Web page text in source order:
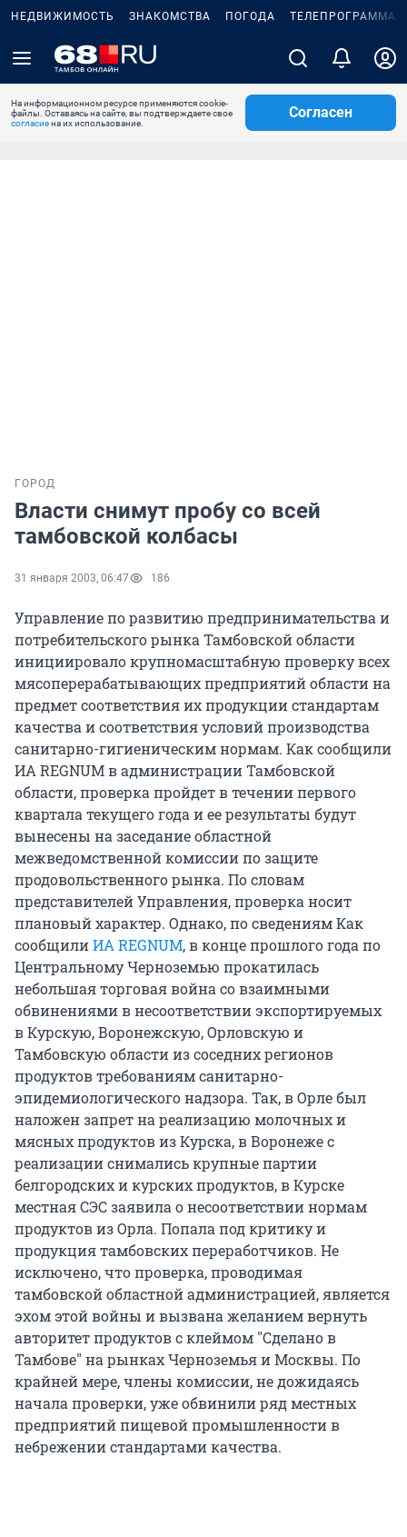
НЕДВИЖИМОСТЬ ЗНАКОМСТВА ПОГОДА ТЕЛЕПРОГРАММА
На информационном ресурсе применяются cookie-
файлы. Оставаясь на сайте, вы подтверждаете свое
согласиена их использование.
Согласен
ГОРОД
Власти снимут пробу со всей
тамбовской колбасы
31 января 2003, 06:47 186
Управление по развитию предпринимательства и
потребительского рынка Тамбовской области
инициировало крупномасштабную проверку всех
мясоперерабатывающих предприятий области на
предмет соответствия их продукции стандартам
качества и соответствия условий производства
санитарно-гигиеническим нормам. Как сообщили
ИА REGNUM в администрации Тамбовской
области, проверка пройдет в течении первого
квартала текущего года и ее результаты будут
вынесены на заседание областной
межведомственной комиссии по защите
продовольственного рынка. По словам
представителей Управления, проверка носит
плановый характер. Однако, по сведениям Как
сообщилиИА REGNUM, в конце прошлого года по
Центральному Черноземью прокатилась
небольшая торговая война со взаимными
обвинениями в несоответствии экспортируемых
в Курскую, Воронежскую, Орловскую и
Тамбовскую области из соседних регионов
продуктов требованиям санитарно-
эпидемиологического надзора. Так, в Орле был
наложен запрет на реализацию молочных и
мясных продуктов из Курска, в Воронеже с
реализации снимались крупные партии
белгородских и курских продуктов, в Курске
местная СЭС заявила о несоответствии нормам
продуктов из Орла. Попала под критику и
продукция тамбовских переработчиков. Не
исключено, что проверка, проводимая
тамбовской областной администрацией, является
эхом этой войны и вызвана желанием вернуть
авторитет продуктов с клеймом "Сделано в
Тамбове" на рынках Черноземья и Москвы. По
крайней мере, члены комиссии, не дожидаясь
начала проверки, уже обвинили ряд местных
предприятий пищевой промышленности в
небрежении стандартами качества.